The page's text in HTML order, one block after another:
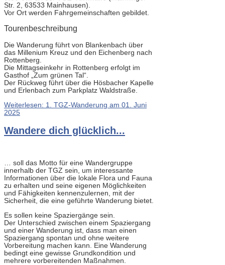
Str. 2, 63533 Mainhausen).
Vor Ort werden Fahrgemeinschaften gebildet.
Tourenbeschreibung
Die Wanderung führt von Blankenbach über
das Millenium Kreuz und den Eichenberg nach
Rottenberg.
Die Mittagseinkehr in Rottenberg erfolgt im
Gasthof „Zum grünen Tal“.
Der Rückweg führt über die Hösbacher Kapelle
und Erlenbach zum Parkplatz Waldstraße.
Weiterlesen: 1. TGZ-Wanderung am 01. Juni
2025
Wandere dich glücklich...
… soll das Motto für eine Wandergruppe
innerhalb der TGZ sein, um interessante
Informationen über die lokale Flora und Fauna
zu erhalten und seine eigenen Möglichkeiten
und Fähigkeiten kennenzulernen, mit der
Sicherheit, die eine geführte Wanderung bietet.
Es sollen keine Spaziergänge sein.
Der Unterschied zwischen einem Spaziergang
und einer Wanderung ist, dass man einen
Spaziergang spontan und ohne weitere
Vorbereitung machen kann. Eine Wanderung
bedingt eine gewisse Grundkondition und
mehrere vorbereitenden Maßnahmen.